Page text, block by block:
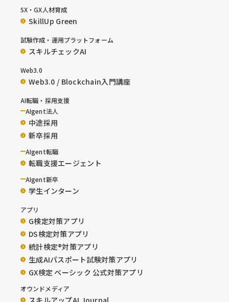
SX・GX人材育成
SkillUp Green
試験作成・運用プラットフォーム
スキルチェックAI
Web3.0
Web3.0 / Blockchain入門講座
AI転職・採用支援
AIgent法人
中途採用
新卒採用
AIgent転職
転職支援エージェント
AIgent新卒
学生インターン
アプリ
G検定対策アプリ
DS検定対策アプリ
統計検定®︎対策アプリ
生成AIパスポート試験対策アプリ
GX検定 ベーシック 公式対策アプリ
オウンドメディア
スキルアップAI Journal